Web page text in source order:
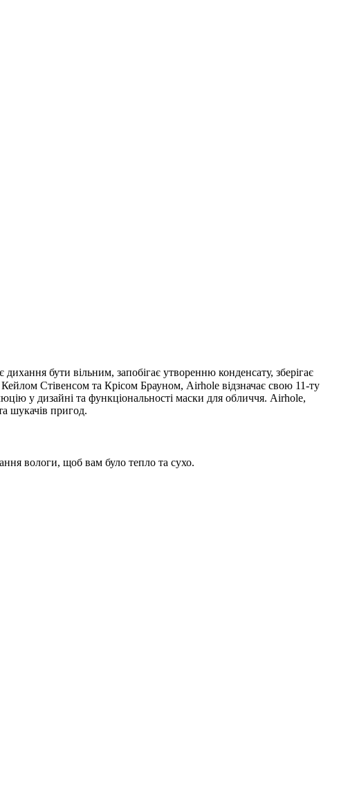
бути вільним, запобігає утворенню конденсату, зберігає
Стівенсом та Крісом Брауном, Airhole відзначає свою 11-ту
у дизайні та функціональності маски для обличчя. Airhole,
шукачів пригод.
вологи, щоб вам було тепло та сухо.